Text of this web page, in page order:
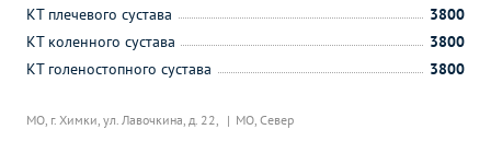
МО, г. Химки, ул. Лавочкина, д. 22, МО, Север
КТ плечевого сустава
3800
КТ коленного сустава
3800
КТ голеностопного сустава
3800